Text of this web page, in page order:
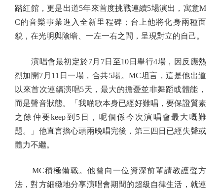
踏紅館，更是出道5年來首度挑戰連續5場演出，寓意M
C的音樂事業進入全新里程碑；台上他將化身兩種面
貌，在光明與陰暗、一左一右之間，呈現對立的自己。
演唱會最初定於7月7日至10日舉行4場，因反應熱
烈加開7月11日一場，合共5場。MC坦言，這是他出道
以來首次連續演唱5天，最大的擔憂並非舞蹈或體能，
而是聲音狀態。「我啲歌本身已經好難唱，要保證質素
之餘仲要keep到5日，呢個係今次演唱會最大嘅難
題。」他直言擔心頭兩晚唱完後，第三四日已經失聲或
體力不繼。
MC積極備戰。他曾向一位資深前輩請教護聲方
法，對方細緻地分享演唱會期間的超級自律生活，就連